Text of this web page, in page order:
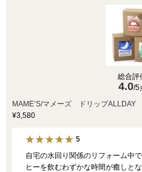
総合評
4.0/5
MAME’S/マメーズ ドリップALLDAY
¥3,580
5
自宅の水回り関係のリフォーム中
ヒーを飲むわずかな時間が癒しと